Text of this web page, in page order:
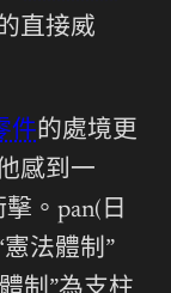
直接威
件的處境更
感到一
。pan(日
法體制”